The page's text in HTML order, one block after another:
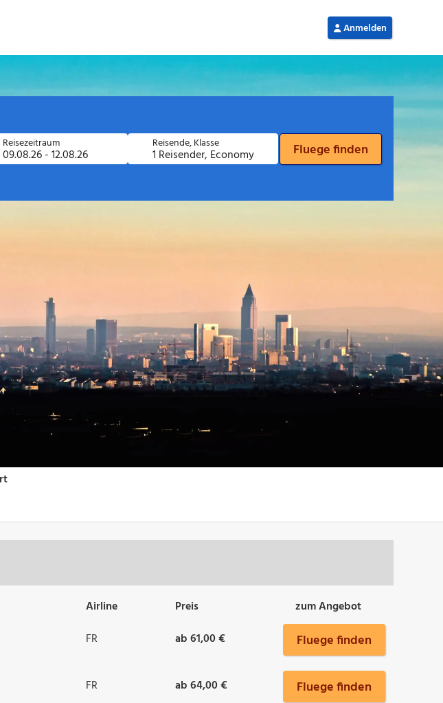
Airline Preis
zum Angebot
FR ab 61,00 € Fluege finden
FR ab 64,00 € Fluege finden